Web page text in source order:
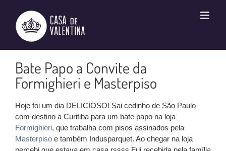
conteúdo
Bate Papo a Convite da
Formighieri e Masterpiso
Hoje foi um dia DELICIOSO! Sai cedinho de São Paulo
com destino a Curitiba para um bate papo na loja
Formighieri, que trabalha com pisos assinados pela
Masterpiso e também Indusparquet. Ao chegar na loja